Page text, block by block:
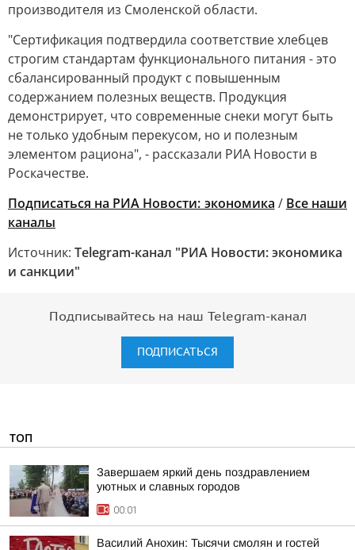
производителя из Смоленской области.
"Сертификация подтвердила соответствие хлебцев
строгим стандартам функционального питания - это
сбалансированный продукт с повышенным
содержанием полезных веществ. Продукция
демонстрирует, что современные снеки могут быть
не только удобным перекусом, но и полезным
элементом рациона", - рассказали РИА Новости в
Роскачестве.
Подписаться на РИА Новости: экономика / Все наши
каналы
Источник: Telegram-канал "РИА Новости: экономика
и санкции"
Подписывайтесь на наш Telegram-канал
ПОДПИСАТЬСЯ
ТОП
Завершаем яркий день поздравлением
уютных и славных городов
00:01
Василий Анохин: Тысячи смолян и гостей